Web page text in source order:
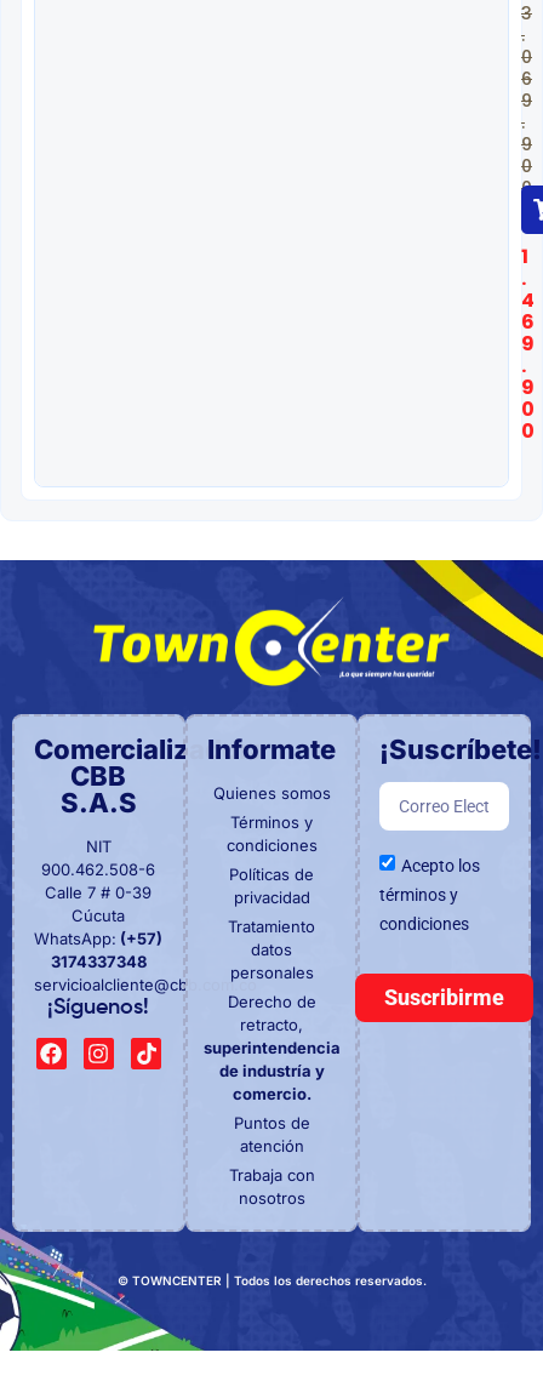
3
.
0
6
9
.
9
0
0
1
.
4
6
9
.
9
0
0
Comercializadora
CBB
S.A.S
NIT
900.462.508-6
Calle 7 # 0-39
Cúcuta
WhatsApp: (+57)
3174337348
servicioalcliente@cbb.com.co
¡Síguenos!
Informate
Quienes somos
Términos y
condiciones
Políticas de
privacidad
Tratamiento
datos
personales
Derecho de
retracto,
superintendencia
de industría y
comercio.
Puntos de
atención
Trabaja con
nosotros
¡Suscríbete!
Acepto los
términos y
condiciones
Suscribirme
© TOWNCENTER | Todos los derechos reservados.